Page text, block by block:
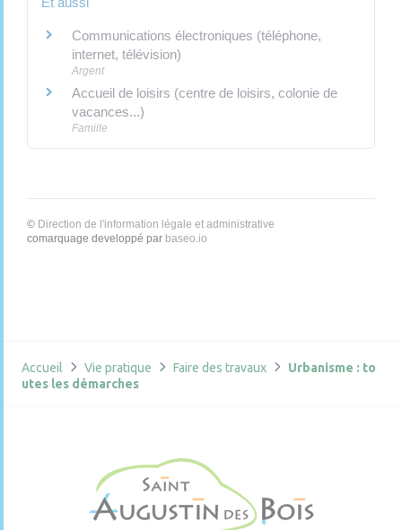
Communications électroniques (téléphone,
internet, télévision)
Argent
Accueil de loisirs (centre de loisirs, colonie de
vacances...)
Famille
© Direction de l'information légale et administrative
comarquage developpé par baseo.io
Accueil Vie pratique Faire des travaux
Urbanisme : to
utes les démarches